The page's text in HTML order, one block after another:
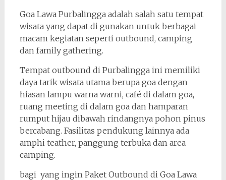
Goa Lawa Purbalingga adalah salah satu tempat
wisata yang dapat di gunakan untuk berbagai
macam kegiatan seperti outbound, camping
dan family gathering.
Tempat outbound di Purbalingga ini memiliki
daya tarik wisata utama berupa goa dengan
hiasan lampu warna warni, café di dalam goa,
ruang meeting di dalam goa dan hamparan
rumput hijau dibawah rindangnya pohon pinus
bercabang. Fasilitas pendukung lainnya ada
amphi teather, panggung terbuka dan area
camping.
bagi yang ingin Paket Outbound di Goa Lawa